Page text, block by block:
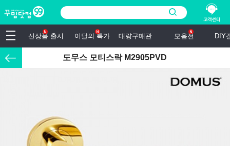
신상품 출시 이달의 특가 대량구매관 모음전 DIY
도무스 모티스락 M2905PVD